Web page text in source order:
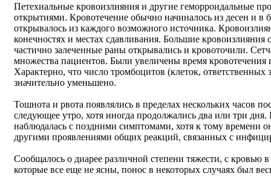
Петехиальные кровоизлияния и другие геморроидальные
открытиями. Кровотечение обычно начиналось из десен и в
открывалось из каждого возможного источника.
конечностях и местах сдавливания. Большие кровоизлияния
частично залеченные раны открывались и кровоточили.
множества пациентов. Были увеличены время кровотечения
Характерно, что число тромбоцитов (клеток, ответственных
значительно уменьшено.
Тошнота и рвота появлялись в пределах нескольких часов
следующее утро, хотя иногда продолжались два или три дня.
наблюдалась с поздними симптомами, хотя к тому времени
другими проявлениями общих реакций, связанных с
Сообщалось о диарее различной степени тяжести, с кровью
которые все еще не ясны, понос в некоторых случаях был